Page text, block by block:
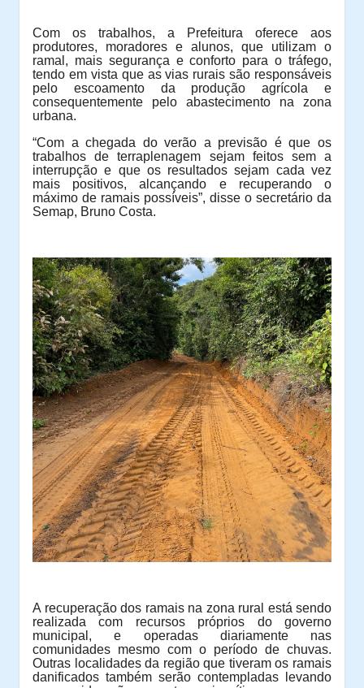
Com os trabalhos, a Prefeitura oferece aos
produtores, moradores e alunos, que utilizam o
ramal, mais segurança e conforto para o tráfego,
tendo em vista que as vias rurais são responsáveis
pelo escoamento da produção agrícola e
consequentemente pelo abastecimento na zona
urbana.
“Com a chegada do verão a previsão é que os
trabalhos de terraplenagem sejam feitos sem a
interrupção e que os resultados sejam cada vez
mais positivos, alcançando e recuperando o
máximo de ramais possíveis”, disse o secretário da
Semap, Bruno Costa.
A recuperação dos ramais na zona rural está sendo
realizada com recursos próprios do governo
municipal, e operadas diariamente nas
comunidades mesmo com o período de chuvas.
Outras localidades da região que tiveram os ramais
danificados também serão contempladas levando